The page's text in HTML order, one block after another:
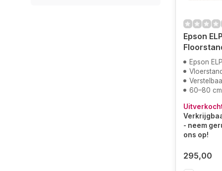
Epson
Epson
60–80 cm
- neem
ons op!
295,00